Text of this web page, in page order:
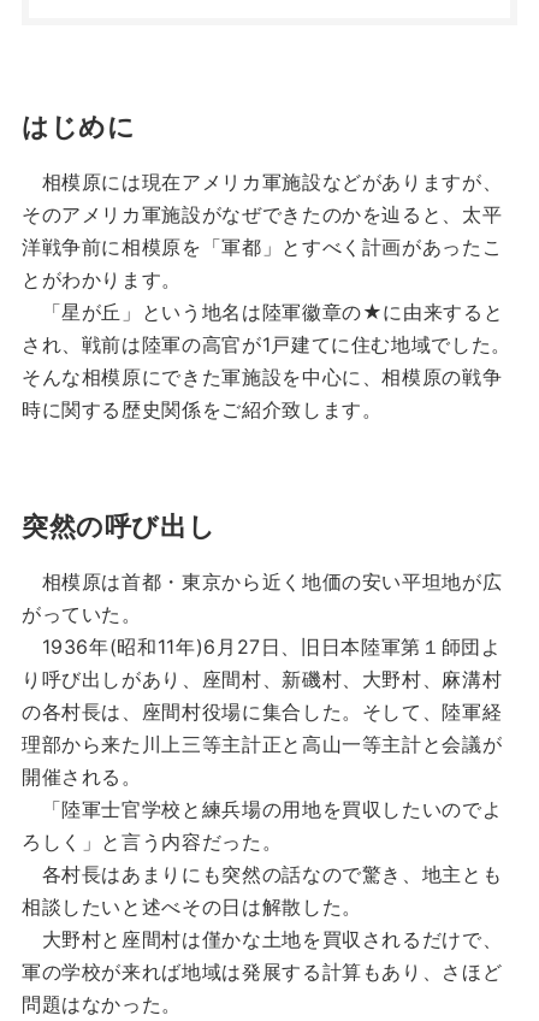
はじめに
相模原には現在アメリカ軍施設などがありますが、
そのアメリカ軍施設がなぜできたのかを辿ると、太平
洋戦争前に相模原を「軍都」とすべく計画があったこ
とがわかります。
「星が丘」という地名は陸軍徽章の★に由来すると
され、戦前は陸軍の高官が1戸建てに住む地域でした。
そんな相模原にできた軍施設を中心に、相模原の戦争
時に関する歴史関係をご紹介致します。
突然の呼び出し
相模原は首都・東京から近く地価の安い平坦地が広
がっていた。
1936年(昭和11年)6月27日、旧日本陸軍第１師団よ
り呼び出しがあり、座間村、新磯村、大野村、麻溝村
の各村長は、座間村役場に集合した。そして、陸軍経
理部から来た川上三等主計正と高山一等主計と会議が
開催される。
「陸軍士官学校と練兵場の用地を買収したいのでよ
ろしく」と言う内容だった。
各村長はあまりにも突然の話なので驚き、地主とも
相談したいと述べその日は解散した。
大野村と座間村は僅かな土地を買収されるだけで、
軍の学校が来れば地域は発展する計算もあり、さほど
問題はなかった。